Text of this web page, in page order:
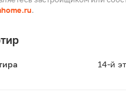
.
14-й